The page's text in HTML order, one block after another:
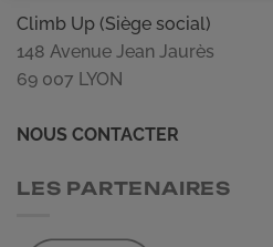
Climb Up (Siège social)
148 Avenue Jean Jaurès
69 007 LYON
NOUS CONTACTER
LES PARTENAIRES